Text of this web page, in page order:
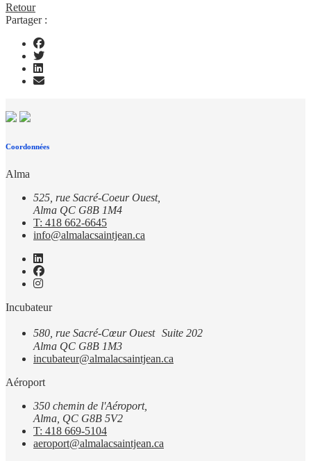
Retour
Partager :
Coordonnées
Alma
525, rue Sacré-Coeur Ouest,
Alma QC G8B 1M4
T: 418 662-6645
info@almalacsaintjean.ca
Incubateur
580, rue Sacré-Cœur Ouest Suite 202
Alma QC G8B 1M3
incubateur@almalacsaintjean.ca
Aéroport
350 chemin de l'Aéroport,
Alma, QC G8B 5V2
T: 418 669-5104
aeroport@almalacsaintjean.ca